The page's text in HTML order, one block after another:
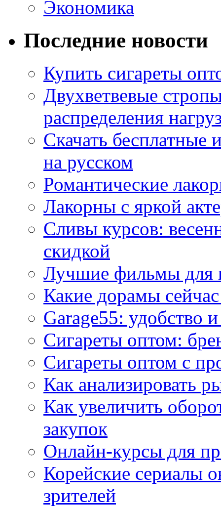
Экономика
Последние новости
Купить сигареты
Двухветвевые
распределения
Скачать
на русском
Романтические
Лакорны с яркой
Сливы курсов:
скидкой
Лучшие фильмы для
Какие дорамы
Garage55: удобство
Сигареты оптом:
Сигареты оптом с
Как анализировать
Как увеличить
закупок
Онлайн-курсы для
Корейские сериалы
зрителей